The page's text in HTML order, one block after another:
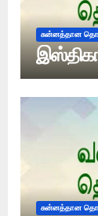
சுன்னத்தான
சுன்னத்தான